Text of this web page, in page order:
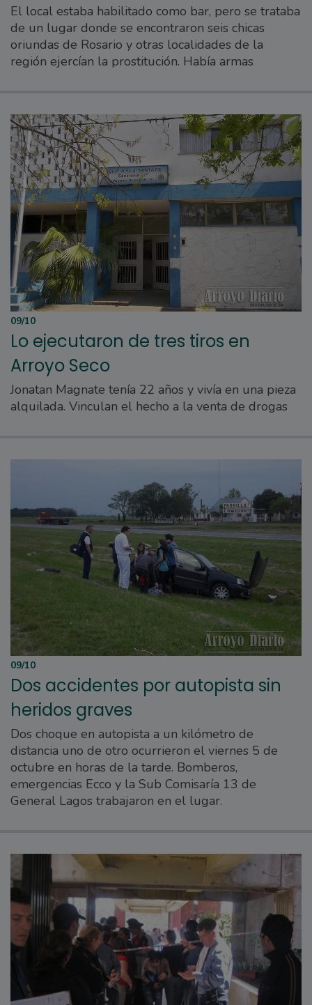
El local estaba habilitado como bar, pero se trataba
de un lugar donde se encontraron seis chicas
oriundas de Rosario y otras localidades de la
región ejercían la prostitución. Había armas
09/10
Lo ejecutaron de tres tiros en
Arroyo Seco
Jonatan Magnate tenía 22 años y vivía en una pieza
alquilada. Vinculan el hecho a la venta de drogas
09/10
Dos accidentes por autopista sin
heridos graves
Dos choque en autopista a un kilómetro de
distancia uno de otro ocurrieron el viernes 5 de
octubre en horas de la tarde. Bomberos,
emergencias Ecco y la Sub Comisaría 13 de
General Lagos trabajaron en el lugar.